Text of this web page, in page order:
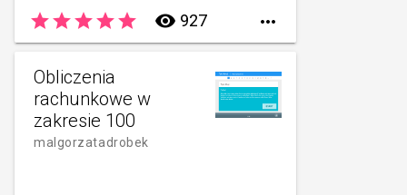
starstarstarstarstar remove_red_eye 927 
Obliczenia
rachunkowe w
zakresie 100
malgorzatadrobek